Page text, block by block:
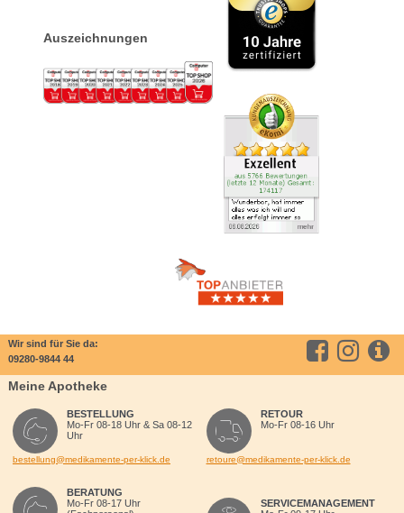
Auszeichnungen
Wir sind für Sie da:
09280-9844 44
Meine Apotheke
BESTELLUNG
Mo-Fr 08-18 Uhr & Sa 08-12
Uhr
bestellung@medikamente-per-klick.de
BERATUNG
Mo-Fr 08-17 Uhr
RETOUR
Mo-Fr 08-16 Uhr
retoure@medikamente-per-klick.de
SERVICEMANAGEMENT